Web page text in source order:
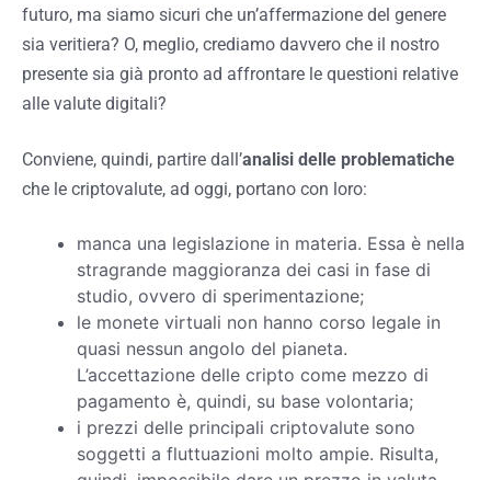
futuro, ma siamo sicuri che un’affermazione del genere
sia veritiera? O, meglio, crediamo davvero che il nostro
presente sia già pronto ad affrontare le questioni relative
alle valute digitali?
Conviene, quindi, partire dall’analisi delle problematiche
che le criptovalute, ad oggi, portano con loro:
manca una legislazione in materia. Essa è nella
stragrande maggioranza dei casi in fase di
studio, ovvero di sperimentazione;
le monete virtuali non hanno corso legale in
quasi nessun angolo del pianeta.
L’accettazione delle cripto come mezzo di
pagamento è, quindi, su base volontaria;
i prezzi delle principali criptovalute sono
soggetti a fluttuazioni molto ampie. Risulta,